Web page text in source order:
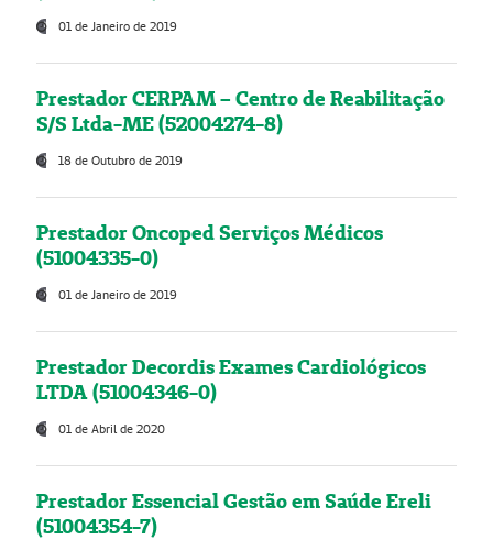
01 de Janeiro de 2019
Prestador CERPAM – Centro de Reabilitação
S/S Ltda-ME (52004274-8)
18 de Outubro de 2019
Prestador Oncoped Serviços Médicos
(51004335-0)
01 de Janeiro de 2019
Prestador Decordis Exames Cardiológicos
LTDA (51004346-0)
01 de Abril de 2020
Prestador Essencial Gestão em Saúde Ereli
(51004354-7)